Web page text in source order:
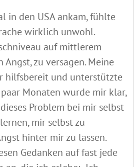
in den USA ankam, fühlte
wirklich unwohl.
auf mittlerem
zu versagen. Meine
hilfsbereit und unterstützte
Monaten wurde mir klar,
Problem bei mir selbst
mir selbst zu
hinter mir zu lassen.
Gedanken auf fast jede